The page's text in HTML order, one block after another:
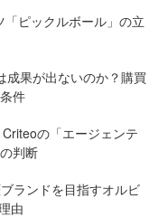
「ピックルボール」の立
成果が出ないのか？購買
件
の「エージェンテ
判断
ランドを目指すオルビ
由